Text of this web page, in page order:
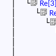
│ └
│ └
│ └
│
│
│